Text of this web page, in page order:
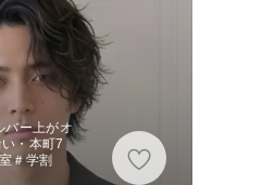
バー上がオ
・本町7
＃学割